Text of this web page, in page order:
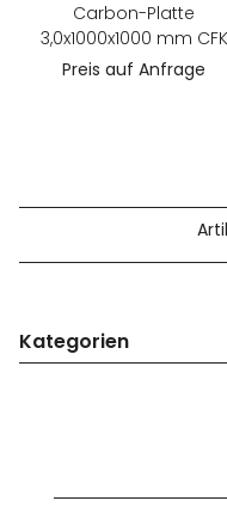
Carbon-Platte
3,0x1000x1000 mm CFK
Kohlefaser
Preis auf Anfrage
Kategorien